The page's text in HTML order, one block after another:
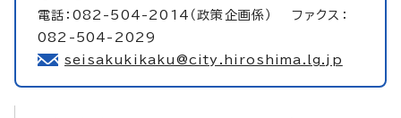
電話：082-504-2014（政策企画係） ファクス：
082-504-2029
seisakukikaku@city.hiroshima.lg.jp